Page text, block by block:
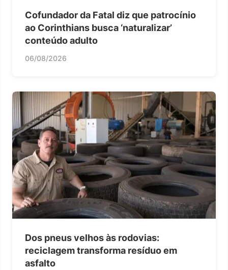
Cofundador da Fatal diz que patrocínio
ao Corinthians busca ‘naturalizar’
conteúdo adulto
06/08/2026
Dos pneus velhos às rodovias:
reciclagem transforma resíduo em
asfalto